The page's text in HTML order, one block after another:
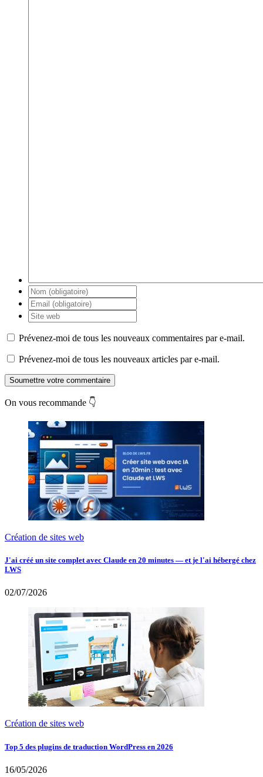
Prévenez-moi de tous les nouveaux commentaires par e-mail.
Prévenez-moi de tous les nouveaux articles par e-mail.
Soumettre votre commentaire
On vous recommande 👇
Création de sites web
J'ai créé un site complet avec Claude en 20 minutes — et je l'ai hébergé chez
LWS
02/07/2026
Création de sites web
Top 5 des plugins de traduction WordPress en 2026
16/05/2026